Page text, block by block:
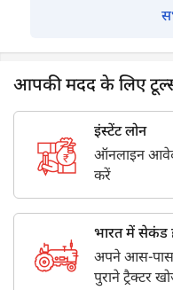
आपकी मदद के लिए
इंस्टेंट लोन
ऑनलाइन
करें
भारत में सेकंड
अपने आस-पास
पुराने ट्रैक्टर